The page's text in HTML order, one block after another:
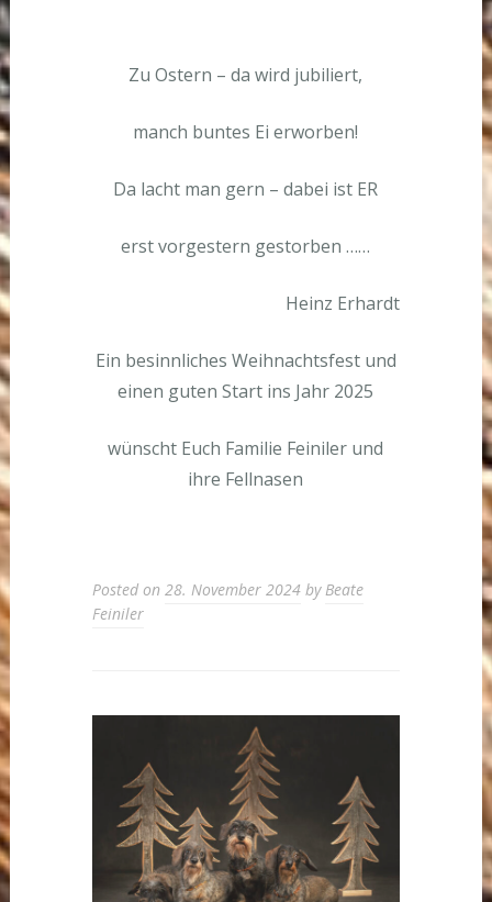
Zu Ostern – da wird jubiliert,
manch buntes Ei erworben!
Da lacht man gern – dabei ist ER
erst vorgestern gestorben ……
Heinz Erhardt
Ein besinnliches Weihnachtsfest und
einen guten Start ins Jahr 2025
wünscht Euch Familie Feiniler und
ihre Fellnasen
Posted on 28. November 2024byBeate
Feiniler